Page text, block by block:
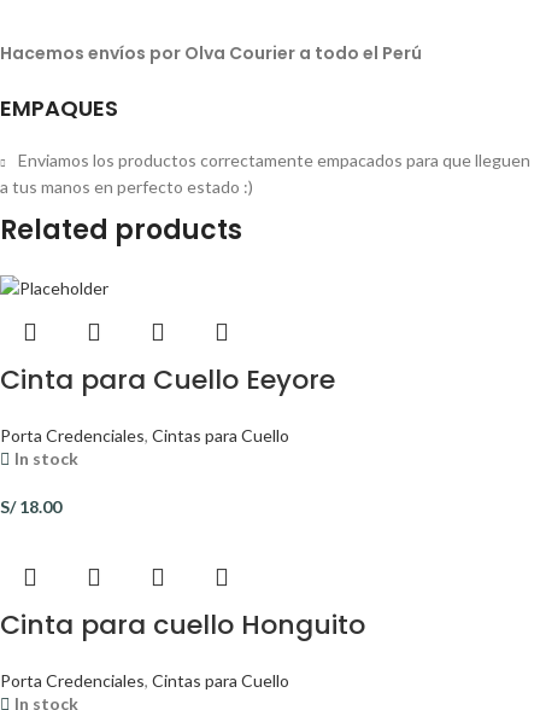
Hacemos envíos por Olva Courier a todo el Perú
EMPAQUES
Enviamos los productos correctamente empacados para que lleguen
a tus manos en perfecto estado :)
Related products
Cinta para Cuello Eeyore
Porta Credenciales, Cintas para Cuello
In stock
S/18.00
Cinta para cuello Honguito
Porta Credenciales, Cintas para Cuello
In stock